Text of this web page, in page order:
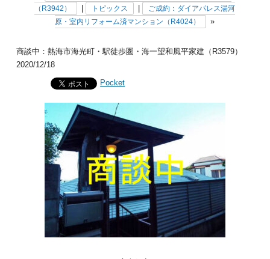
（R3942）
トピックス
ご成約：ダイアパレス湯河
原・室内リフォーム済マンション（R4024）
»
商談中：熱海市海光町・駅徒歩圏・海一望和風平家建（R3579）
2020/12/18
Pocket